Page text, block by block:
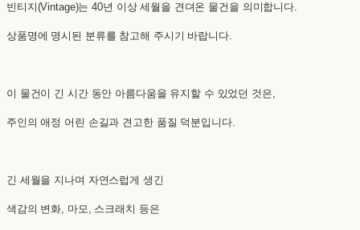
빈티지(Vintage)는 40년 이상 세월을 견뎌온 물건을 의미합니다.
상품명에 명시된 분류를 참고해 주시기 바랍니다.
이 물건이 긴 시간 동안 아름다움을 유지할 수 있었던 것은,
주인의 애정 어린 손길과 견고한 품질 덕분입니다.
긴 세월을 지나며 자연스럽게 생긴
색감의 변화, 마모, 스크래치 등은